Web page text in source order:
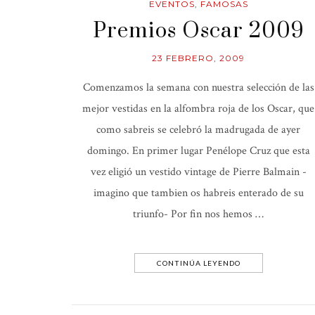
EVENTOS, FAMOSAS
Premios Oscar 2009
23 FEBRERO, 2009
Comenzamos la semana con nuestra selección de las
mejor vestidas en la alfombra roja de los Oscar, que
como sabreis se celebró la madrugada de ayer
domingo. En primer lugar Penélope Cruz que esta
vez eligió un vestido vintage de Pierre Balmain -
imagino que tambien os habreis enterado de su
triunfo- Por fin nos hemos …
CONTINÚA LEYENDO